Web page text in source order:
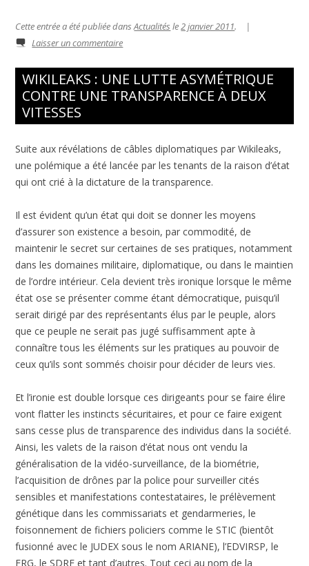
Cette entrée a été publiée dansActualités le2 janvier 2011.
|
Laisser un commentaire
WIKILEAKS : UNE LUTTE ASYMÉTRIQUE
CONTRE UNE TRANSPARENCE À DEUX
VITESSES
Suite aux révélations de câbles diplomatiques par Wikileaks,
une polémique a été lancée par les tenants de la raison d’état
qui ont crié à la dictature de la transparence.
Il est évident qu’un état qui doit se donner les moyens
d’assurer son existence a besoin, par commodité, de
maintenir le secret sur certaines de ses pratiques, notamment
dans les domaines militaire, diplomatique, ou dans le maintien
de l’ordre intérieur. Cela devient très ironique lorsque le même
état ose se présenter comme étant démocratique, puisqu’il
serait dirigé par des représentants élus par le peuple, alors
que ce peuple ne serait pas jugé suffisamment apte à
connaître tous les éléments sur les pratiques au pouvoir de
ceux qu’ils sont sommés choisir pour décider de leurs vies.
Et l’ironie est double lorsque ces dirigeants pour se faire élire
vont flatter les instincts sécuritaires, et pour ce faire exigent
sans cesse plus de transparence des individus dans la société.
Ainsi, les valets de la raison d’état nous ont vendu la
généralisation de la vidéo-surveillance, de la biométrie,
l’acquisition de drônes par la police pour surveiller cités
sensibles et manifestations contestataires, le prélèvement
génétique dans les commissariats et gendarmeries, le
foisonnement de fichiers policiers comme le STIC (bientôt
fusionné avec le JUDEX sous le nom ARIANE), l’EDVIRSP, le
FRG, le SDRF et tant d’autres. Tout ceci au nom de la